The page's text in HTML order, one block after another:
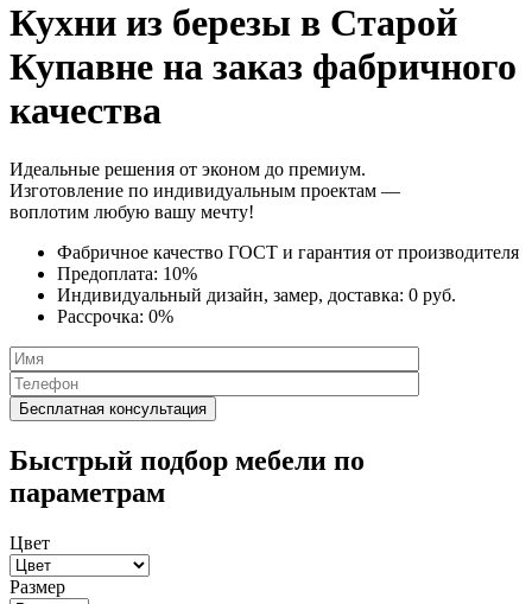
Кухни из березы в Старой
Купавне на заказ фабричного
качества
Идеальные решения от эконом до премиум.
Изготовление по индивидуальным проектам —
воплотим любую вашу мечту!
Фабричное качество ГОСТ и гарантия от производителя
Предоплата: 10%
Индивидуальный дизайн, замер, доставка: 0 руб.
Рассрочка: 0%
Быстрый подбор мебели по
параметрам
Цвет
Размер